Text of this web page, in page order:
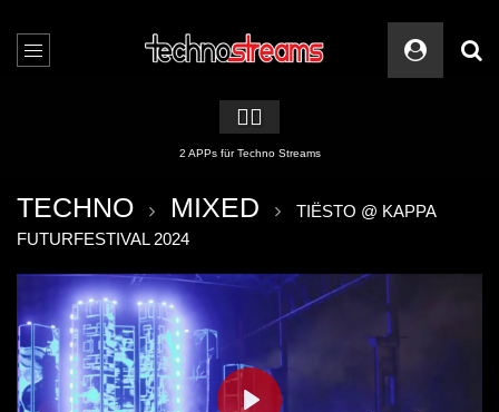
🏳️‍🌈
2 APPs für Techno Streams
TECHNO MIXED
TIËSTO @ KAPPA
FUTURFESTIVAL 2024